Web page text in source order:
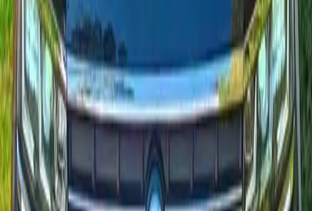
Desde 1500 MAD/día
Notas de calidad
Alquileres Volkswagen preparados
para Marruecos
Volkswagen listo para llegadas al aeropuerto
Ventanas de entrega flexibles cubren Agadir Al Massira,
Taghazout y el centro el mismo día.
Preparación antes de cada Volkswagen
Lavado cuidadoso e higiene interior mantienen la cabina